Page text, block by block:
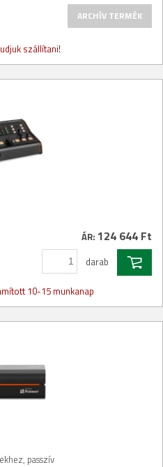
ARCHÍV TERMÉK
szállítani!
ÁR: 124 644 Ft
darab
10-15 munkanap
passzív